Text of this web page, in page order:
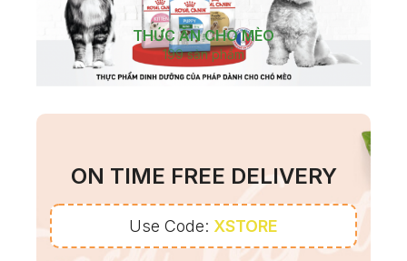
THỨC ĂN CHO MÈO
199 sản phẩm
ON TIME FREE DELIVERY
Use Code: XSTORE